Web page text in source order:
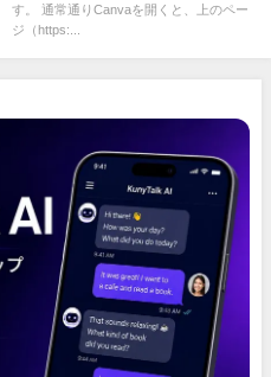
す。 通常通りCanvaを開くと、上のペー
ジ（https:...